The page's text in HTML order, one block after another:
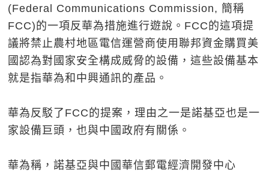
(Federal Communications Commission, 簡稱
FCC)的一項反華為措施進行遊說。FCC的這項提
議將禁止農村地區電信運營商使用聯邦資金購買美
國認為對國家安全構成威脅的設備，這些設備基本
就是指華為和中興通訊的產品。
華為反駁了FCC的提案，理由之一是諾基亞也是一
家設備巨頭，也與中國政府有關係。
華為稱，諾基亞與中國華信郵電經濟開發中心